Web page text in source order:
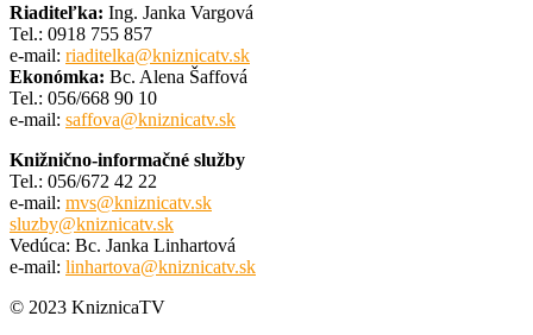
Riaditeľka: Ing. Janka Vargová
Tel.: 0918 755 857
e-mail: riaditelka@kniznicatv.sk
Ekonómka: Bc. Alena Šaffová
Tel.: 056/668 90 10
e-mail: saffova@kniznicatv.sk
Knižnično-informačné služby
Tel.: 056/672 42 22
e-mail: mvs@kniznicatv.sk
sluzby@kniznicatv.sk
Vedúca: Bc. Janka Linhartová
e-mail: linhartova@kniznicatv.sk
© 2023 KniznicaTV